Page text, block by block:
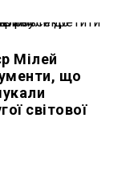
Мілей
що
світової